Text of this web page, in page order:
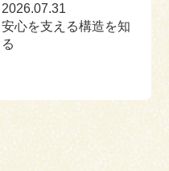
2026.07.31
安心を支える構造を知
る